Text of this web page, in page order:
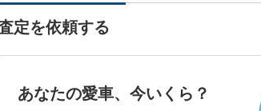
定を依頼する
あなたの愛車、今いくら？